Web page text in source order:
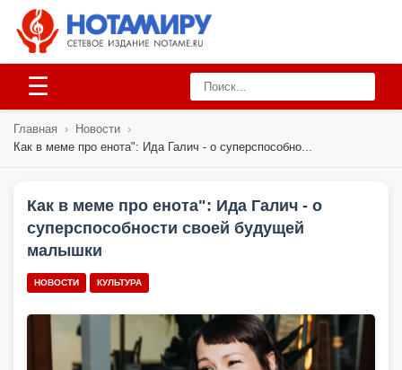
☰
Главная › Новости ›
Как в меме про енота": Ида Галич - о суперспособно...
Как в меме про енота": Ида Галич - о
суперспособности своей будущей
малышки
НОВОСТИ КУЛЬТУРА